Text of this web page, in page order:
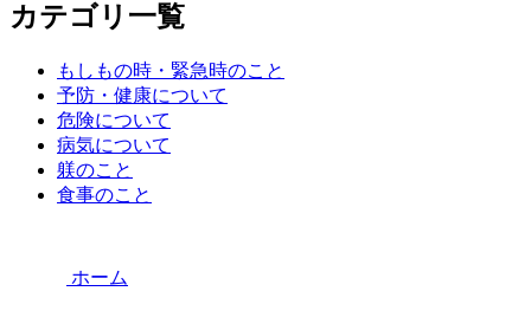
カテゴリ一覧
もしもの時・緊急時のこと
予防・健康について
危険について
病気について
躾のこと
食事のこと
ホーム